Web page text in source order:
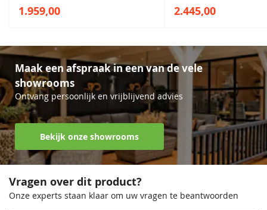
Breedte 650 cm
Lengte 250 cm
1.959,00 2.445,00
Maak een afspraak in een van de vele
showrooms
Ontvang persoonlijk en vrijblijvend advies
Bekijk onze showrooms
Vragen over dit product?
Onze experts staan klaar om uw vragen te beantwoorden